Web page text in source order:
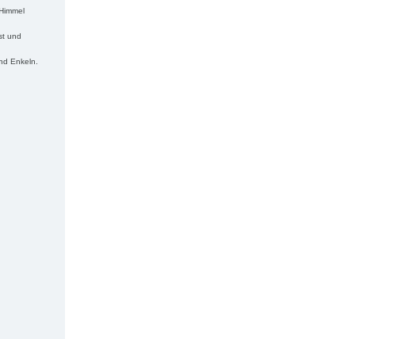
und
Enkeln.